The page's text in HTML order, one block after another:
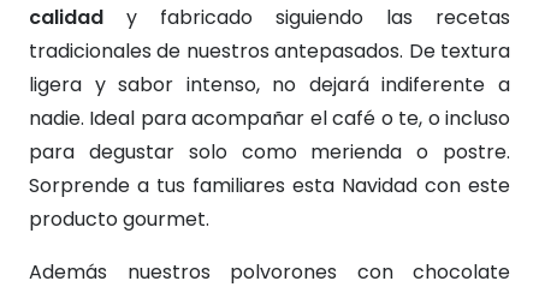
calidad y fabricado siguiendo las recetas
tradicionales de nuestros antepasados. De textura
ligera y sabor intenso, no dejará indiferente a
nadie. Ideal para acompañar el café o te, o incluso
para degustar solo como merienda o postre.
Sorprende a tus familiares esta Navidad con este
producto gourmet.
Además nuestros polvorones con chocolate